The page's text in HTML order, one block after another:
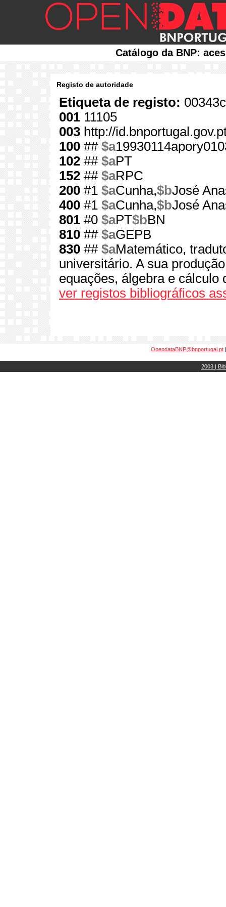
Catálogo da BNP:
Registo de autoridade
Etiqueta de registo:
001 11105
003 http://
100 ## $a
102 ## $aPT
152 ## $aRPC
200 #1 $aCunha,$bJosé
400 #1 $aCunha,$bJosé
801 #0 $aPT$bBN
810 ## $aGEPB
830 ## $aMatemático,
universitário. A sua
equações, álgebra e cálculo
ver registos bibliográficos
OpendataBNP@bnportugal.pt
2003 |